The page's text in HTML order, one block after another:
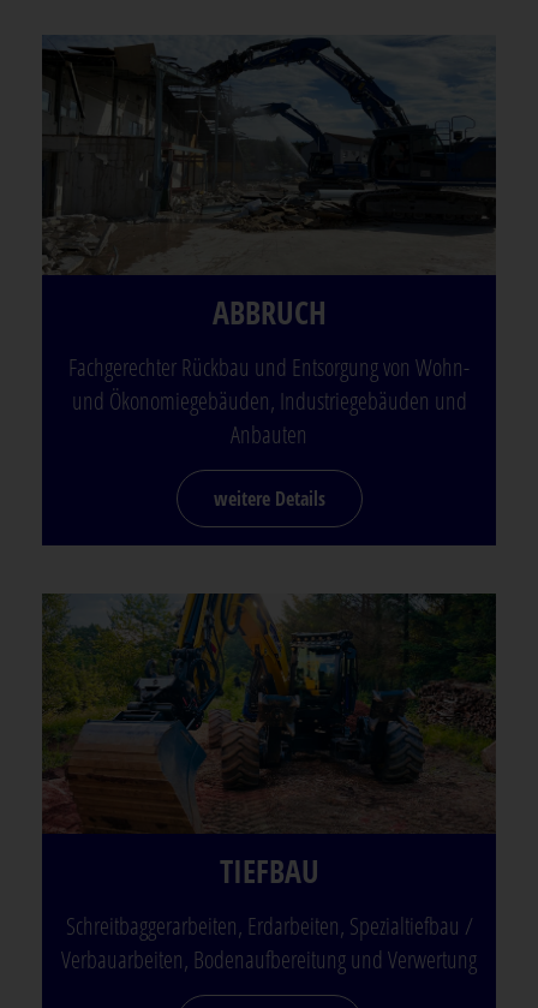
ABBRUCH
Fachgerechter Rückbau und Entsorgung von Wohn-
und Ökonomiegebäuden, Industriegebäuden und
Anbauten
weitere Details
TIEFBAU
Schreitbaggerarbeiten, Erdarbeiten, Spezialtiefbau /
Verbauarbeiten, Bodenaufbereitung und Verwertung